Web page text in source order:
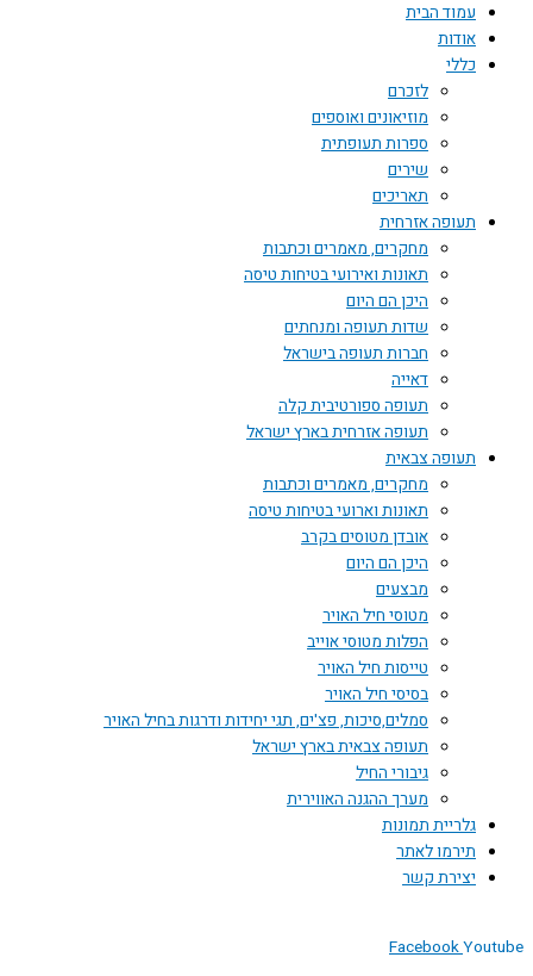
עמוד הבית
אודות
כללי
לזכרם
מוזיאונים ואוספים
ספרות תעופתית
שירים
תאריכים
תעופה אזרחית
מחקרים, מאמרים וכתבות
תאונות ואירועי בטיחות טיסה
היכן הם היום
שדות תעופה ומנחתים
חברות תעופה בישראל
דאייה
תעופה ספורטיבית קלה
תעופה אזרחית בארץ ישראל
תעופה צבאית
מחקרים, מאמרים וכתבות
תאונות וארועי בטיחות טיסה
אובדן מטוסים בקרב
היכן הם היום
מבצעים
מטוסי חיל האויר
הפלות מטוסי אוייב
טייסות חיל האויר
בסיסי חיל האויר
סמלים,סיכות, פצ'ים, תגי יחידות ודרגות בחיל האויר
תעופה צבאית בארץ ישראל
גיבורי החיל
מערך ההגנה האווירית
גלריית תמונות
תירמו לאתר
יצירת קשר
FacebookYoutube